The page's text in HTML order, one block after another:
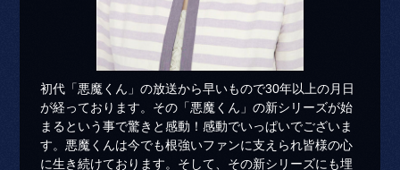
初代「悪魔くん」の放送から早いもので30年以上の月日
が経っております。その「悪魔くん」の新シリーズが始
まるという事で驚きと感動！感動でいっぱいでございま
す。悪魔くんは今でも根強いファンに支えられ皆様の心
に生き続けております。そして、その新シリーズにも埋